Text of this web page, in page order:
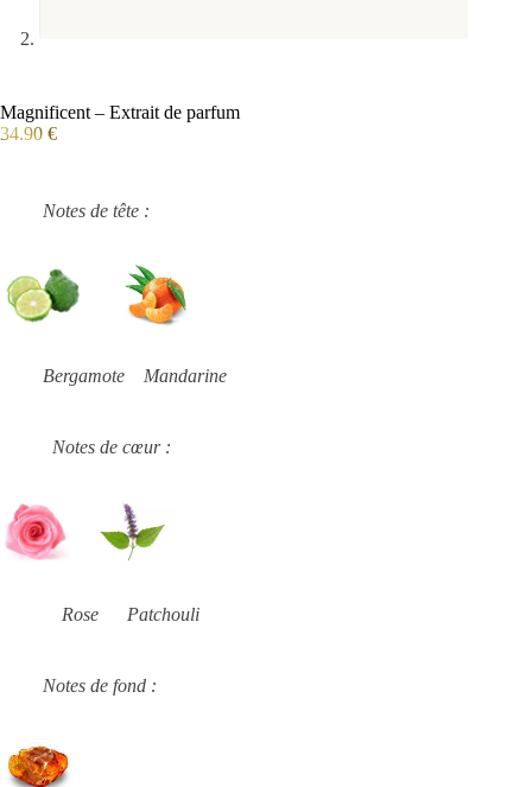
Magnificent – Extrait de parfum
34.90 €
Notes de tête :
Bergamote Mandarine
Notes de cœur :
Rose Patchouli
Notes de fond :